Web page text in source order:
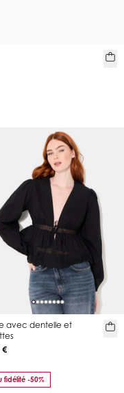
avec dentelle et
€
fidélité -50%